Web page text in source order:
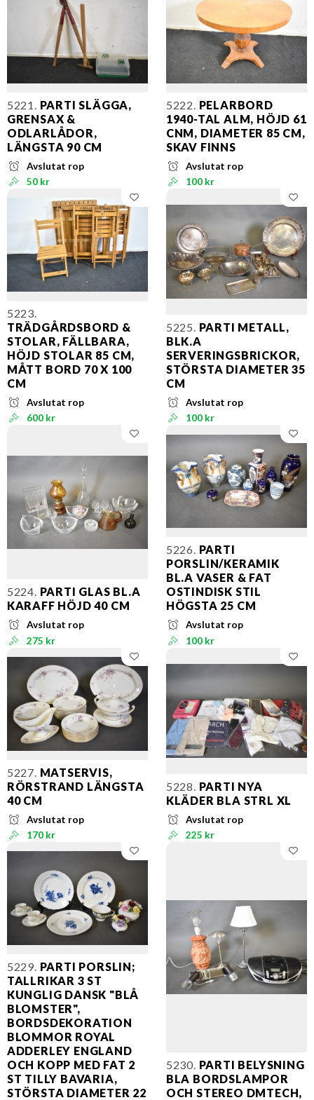
5221.
PARTI SLÄGGA,
GRENSAX &
ODLARLÅDOR,
LÄNGSTA 90 CM
Avslutat rop
50 kr
5222. PELARBORD
1940-TAL ALM, HÖJD 61
CNM, DIAMETER 85 CM,
SKAV FINNS
Avslutat rop
100 kr
5223.
TRÄDGÅRDSBORD &
STOLAR, FÄLLBARA,
HÖJD STOLAR 85 CM,
MÅTT BORD 70 X 100
CM
Avslutat rop
600 kr
5225. PARTI METALL,
BLK.A
SERVERINGSBRICKOR,
STÖRSTA DIAMETER 35
CM
Avslutat rop
100 kr
5224. PARTI GLAS BL.A
KARAFF HÖJD 40 CM
Avslutat rop
275 kr
5226. PARTI
PORSLIN/KERAMIK
BL.A VASER & FAT
OSTINDISK STIL
HÖGSTA 25 CM
Avslutat rop
100 kr
5227. MATSERVIS,
RÖRSTRAND LÄNGSTA
40 CM
Avslutat rop
170 kr
5228. PARTI NYA
KLÄDER BLA STRL XL
Avslutat rop
225 kr
5229. PARTI PORSLIN;
TALLRIKAR 3 ST
KUNGLIG DANSK "BLÅ
BLOMSTER",
BORDSDEKORATION
BLOMMOR ROYAL
ADDERLEY ENGLAND
OCH KOPP MED FAT 2
ST TILLY BAVARIA,
STÖRSTA DIAMETER 22
5230. PARTI BELYSNING
BLA BORDSLAMPOR
OCH STEREO DMTECH,